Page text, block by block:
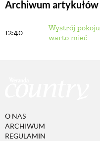
Archiwum
12:40
Wystrój pokoju
warto mieć
O NAS
ARCHIWUM
REGULAMIN